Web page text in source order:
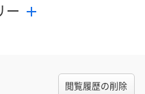
ー
閲覧履歴の削除